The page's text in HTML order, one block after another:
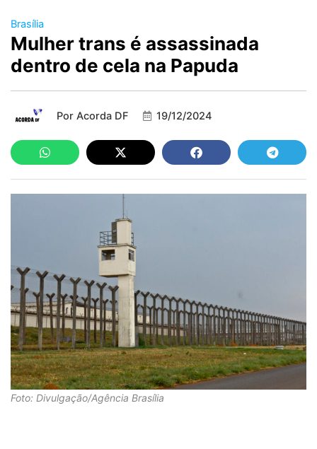
Brasília
Mulher trans é assassinada
dentro de cela na Papuda
Por Acorda DF 19/12/2024
Foto: Divulgação/Agência Brasília